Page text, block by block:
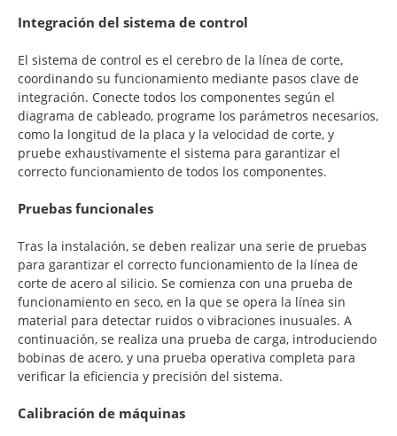
Integración del sistema de control
El sistema de control es el cerebro de la línea de corte,
coordinando su funcionamiento mediante pasos clave de
integración. Conecte todos los componentes según el
diagrama de cableado, programe los parámetros necesarios,
como la longitud de la placa y la velocidad de corte, y
pruebe exhaustivamente el sistema para garantizar el
correcto funcionamiento de todos los componentes.
Pruebas funcionales
Tras la instalación, se deben realizar una serie de pruebas
para garantizar el correcto funcionamiento de la línea de
corte de acero al silicio. Se comienza con una prueba de
funcionamiento en seco, en la que se opera la línea sin
material para detectar ruidos o vibraciones inusuales. A
continuación, se realiza una prueba de carga, introduciendo
bobinas de acero, y una prueba operativa completa para
verificar la eficiencia y precisión del sistema.
Calibración de máquinas